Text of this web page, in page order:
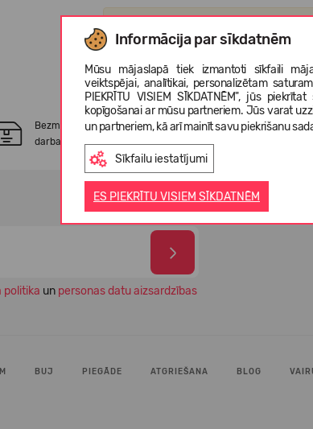
Informācija par sīkdatnēm
Mūsu mājaslapā tiek izmantoti sīkfaili
veiktspējai, analītikai, personalizētam
PIEKRĪTU VISIEM SĪKDATNĒM", jūs
kopīgošanai ar mūsu partneriem. Jūs varat
un partneriem, kā arī mainīt savu piekrišanu
Sīkfailu iestatījumi
ES PIEKRĪTU VISIEM SĪKDATNĒM
Bezmaksas* piegāde 1-3
darba dienu laikā
Izvēlies savus
politika un personas datu aizsardzības
BUJ PIEGĀDE ATGRIEŠANA BLOG